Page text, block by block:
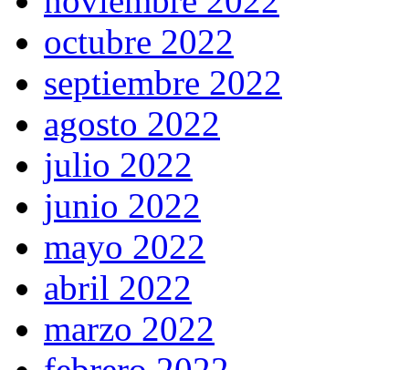
octubre 2022
septiembre 2022
agosto 2022
julio 2022
junio 2022
mayo 2022
abril 2022
marzo 2022